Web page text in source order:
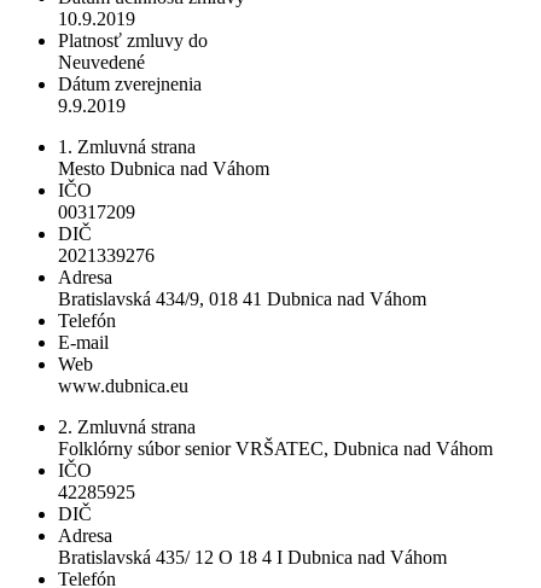
10.9.2019
Platnosť zmluvy do
Neuvedené
Dátum zverejnenia
9.9.2019
1. Zmluvná strana
Mesto Dubnica nad Váhom
IČO
00317209
DIČ
2021339276
Adresa
Bratislavská 434/9, 018 41 Dubnica nad Váhom
Telefón
E-mail
Web
www.dubnica.eu
2. Zmluvná strana
Folklórny súbor senior VRŠATEC, Dubnica nad Váhom
IČO
42285925
DIČ
Adresa
Bratislavská 435/ 12 O 18 4 I Dubnica nad Váhom
Telefón